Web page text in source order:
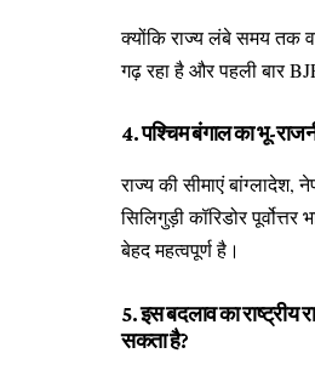
क्योंकि राज्य लंबे समय तक
गढ़ रहा है और पहली बार
4. पश्चिम बंगाल का भू-
राज्य की सीमाएं
सिलिगुड़ी कॉरिडोर
बेहद महत्वपूर्ण है।
5. इस बदलाव का राष्ट्रीय
सकता है?